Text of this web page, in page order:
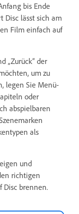
bis Ende
Disc lässt sich am
Film einfach auf
„Zurück“ der
um zu
legen Sie Menü-
oder
abspielbaren
als
und
richtigen
Disc brennen.